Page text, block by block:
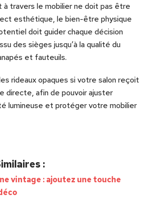
travers le mobilier ne doit pas être
esthétique, le bien-être physique
doit guider chaque décision
des sièges jusqu’à la qualité du
et fauteuils.
rideaux opaques si votre salon reçoit
directe, afin de pouvoir ajuster
lumineuse et protéger votre mobilier
:
vintage : ajoutez une touche